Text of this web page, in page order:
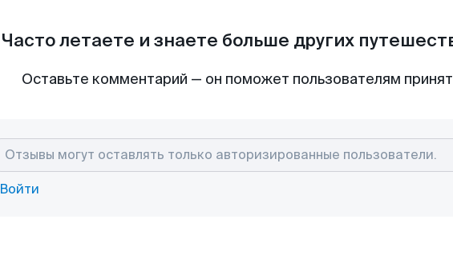
Часто летаете и знаете больше других
Оставьте комментарий — он поможет пользователям
Войти